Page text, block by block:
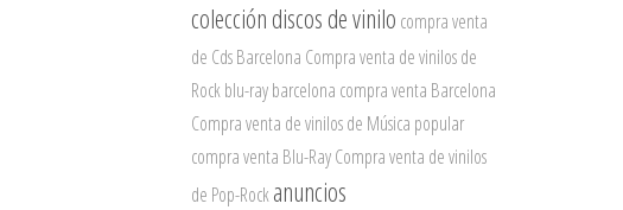
colección discos de vinilo compra venta
de Cds Barcelona Compra venta de vinilos de
Rock blu-ray barcelona compra venta Barcelona
Compra venta de vinilos de Música popular
compra venta Blu-Ray Compra venta de vinilos
de Pop-Rock anuncios